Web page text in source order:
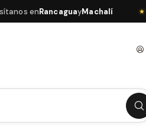
enRancaguayMachalí